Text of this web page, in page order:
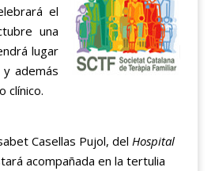
el
una
lugar
y además
clínico.
Casellas Pujol, del Hospital
acompañada en la tertulia